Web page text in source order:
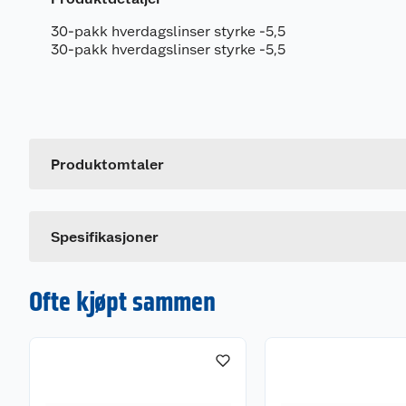
30-pakk hverdagslinser styrke -5,5
30-pakk hverdagslinser styrke -5,5
Produktomtaler
Spesifikasjoner
Leverandørens artikkelnummer
Ofte kjøpt sammen